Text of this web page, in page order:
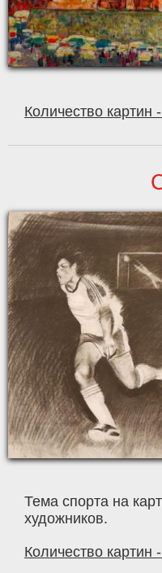
Количество картин
Тема спорта на
художников.
Количество картин